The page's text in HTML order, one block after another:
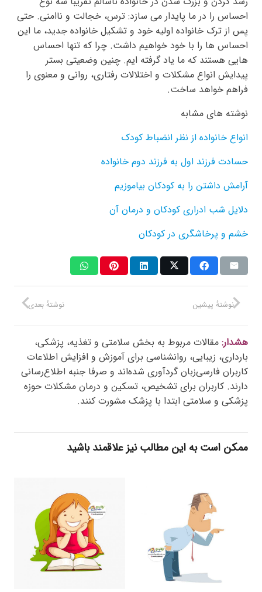
احساس را در ما پایدار می سازد: ترس، خجالت و ناامنی. حتی
پس از ترک خانواده اولیه خود و تشکیل خانواده جدید، ما این
احساس ها را با خود خواهیم داشت. چرا که تنها احساس
هایی هستند که ما یاد گرفته ایم. چنین وضعیتی بستر
پیدایش انواع مشکلات و اختلالات رفتاری، روانی و معنوی را
فراهم خواهد ساخت.
نوشته های مشابه
انواع خانواده از نظر انضباط کودک
حسادت فرزند اول به فرزند دوم خانواده
آرامش داشتن را به کودکان بیاموزیم
دلایل شب ادراری کودکان و درمان آن
خشم و پرخاشگری در کودکان
نوشتهٔ بعدی نوشتهٔ پیشین
هشدار: مقالات مربوط به بخش سلامتی و تغذیه، پزشکی،
بارداری، زیبایی، روانشناسی برای آموزش و افزایش اطلاعات
کاربران فارسی‌زبان گردآوری شده‌اند و صرفا جنبه اطلاع‌رسانی
دارند. کاربران برای تشخیص، تسکین و درمان مشکلات حوزه
پزشکی و سلامتی ابتدا با پزشک مشورت کنند.
ممکن است به این مطالب نیز علاقمند باشید